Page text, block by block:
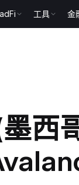
工具
金
西